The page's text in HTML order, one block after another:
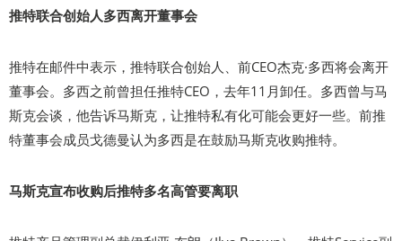
推特联合创始人多西离开董事会
推特在邮件中表示，推特联合创始人、前CEO杰克·多西将会离开
董事会。多西之前曾担任推特CEO，去年11月卸任。多西曾与马
斯克会谈，他告诉马斯克，让推特私有化可能会更好一些。前推
特董事会成员戈德曼认为多西是在鼓励马斯克收购推特。
马斯克宣布收购后推特多名高管要离职